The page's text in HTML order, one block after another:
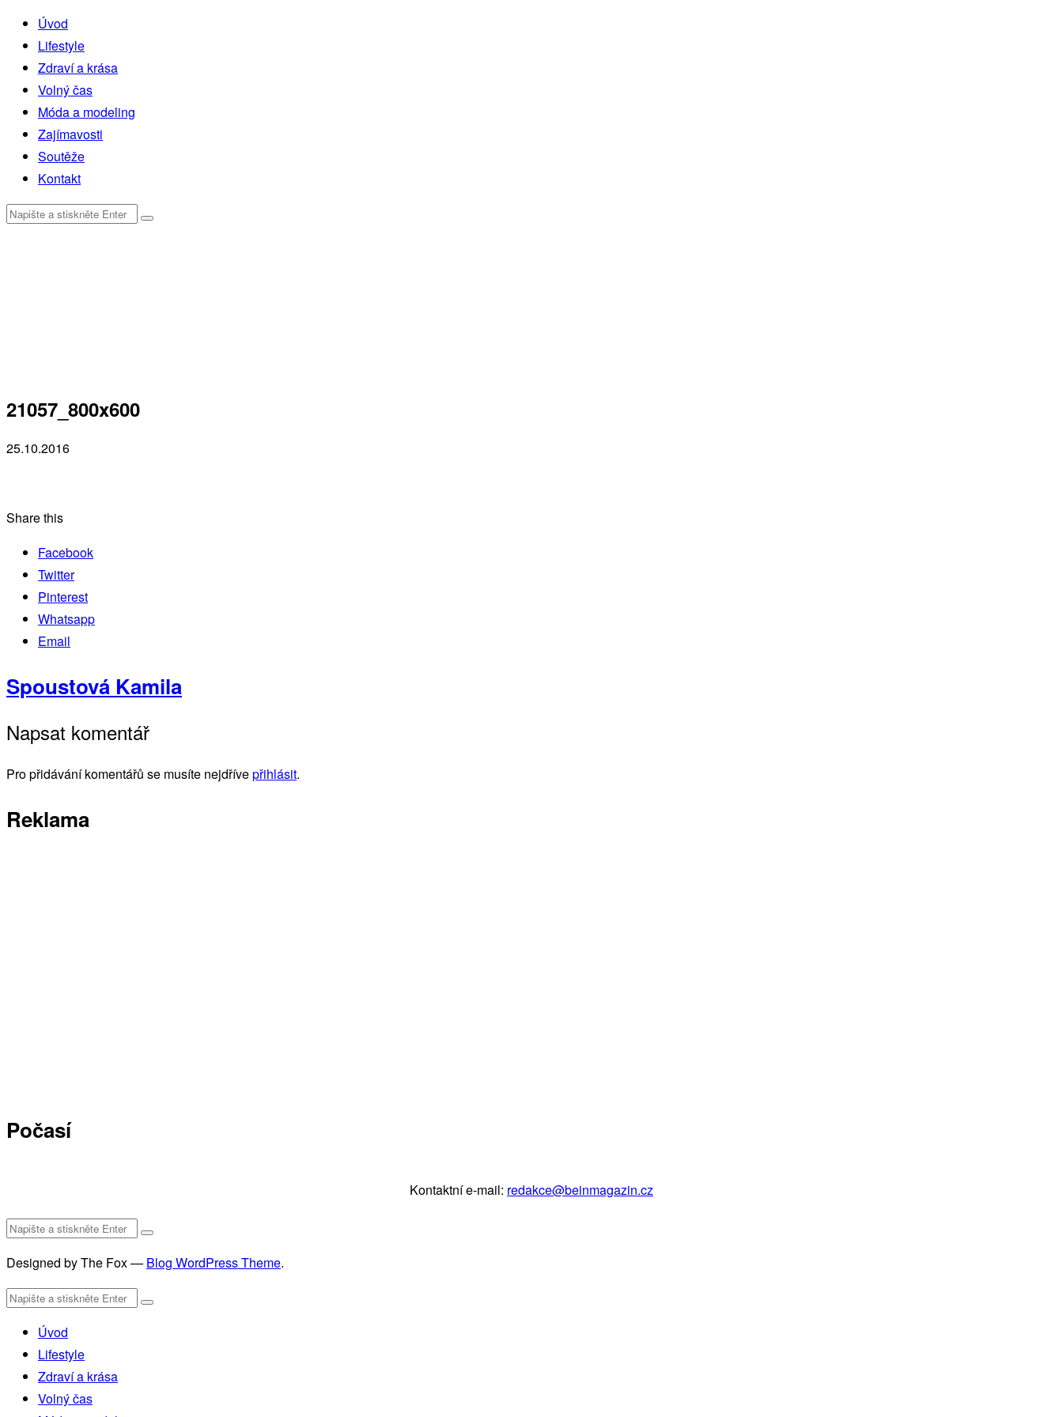
Úvod
Lifestyle
Zdraví a krása
Volný čas
Móda a modeling
Zajímavosti
Soutěže
Kontakt
21057_800x600
25.10.2016
Share this
Facebook
Twitter
Pinterest
Whatsapp
Email
Spoustová Kamila
Napsat komentář
Pro přidávání komentářů se musíte nejdřívepřihlásit.
Reklama
Počasí
Kontaktní e-mail: redakce@beinmagazin.cz
Designed by The Fox — Blog WordPress Theme.
Úvod
Lifestyle
Zdraví a krása
Volný čas